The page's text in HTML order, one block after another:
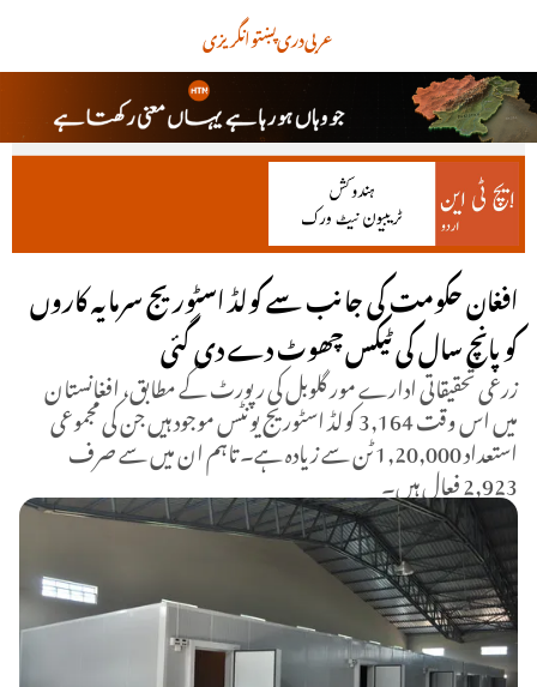
انگریزیپښتودریعربی
افغان حکومت کی جانب سے کولڈ اسٹوریج سرمایہ کاروں
کو پانچ سال کی ٹیکس چھوٹ دے دی گئی
زرعی تحقیقاتی ادارے مور گلوبل کی رپورٹ کے مطابق، افغانستان
میں اس وقت 3,164 کولڈ اسٹوریج یونٹس موجود ہیں جن کی مجموعی
استعداد 1,20,000 ٹن سے زیادہ ہے۔ تاہم ان میں سے صرف
2,923 فعال ہیں۔